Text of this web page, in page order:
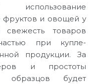
и овощей у
товаров
при купле-
продукции. За
и простоты
образцов будет